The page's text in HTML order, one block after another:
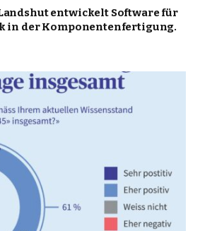
entwickelt Software für
in der Komponentenfertigung.